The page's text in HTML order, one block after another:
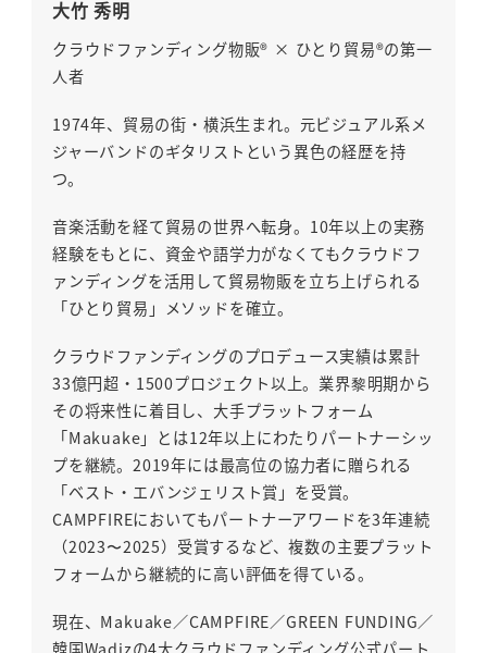
大竹 秀明
クラウドファンディング物販® × ひとり貿易®の第一
人者
1974年、貿易の街・横浜生まれ。元ビジュアル系メ
ジャーバンドのギタリストという異色の経歴を持
つ。
音楽活動を経て貿易の世界へ転身。10年以上の実務
経験をもとに、資金や語学力がなくてもクラウドフ
ァンディングを活用して貿易物販を立ち上げられる
「ひとり貿易」メソッドを確立。
クラウドファンディングのプロデュース実績は累計
33億円超・1500プロジェクト以上。業界黎明期から
その将来性に着目し、大手プラットフォーム
「Makuake」とは12年以上にわたりパートナーシッ
プを継続。2019年には最高位の協力者に贈られる
「ベスト・エバンジェリスト賞」を受賞。
CAMPFIREにおいてもパートナーアワードを3年連続
（2023〜2025）受賞するなど、複数の主要プラット
フォームから継続的に高い評価を得ている。
現在、Makuake／CAMPFIRE／GREEN FUNDING／